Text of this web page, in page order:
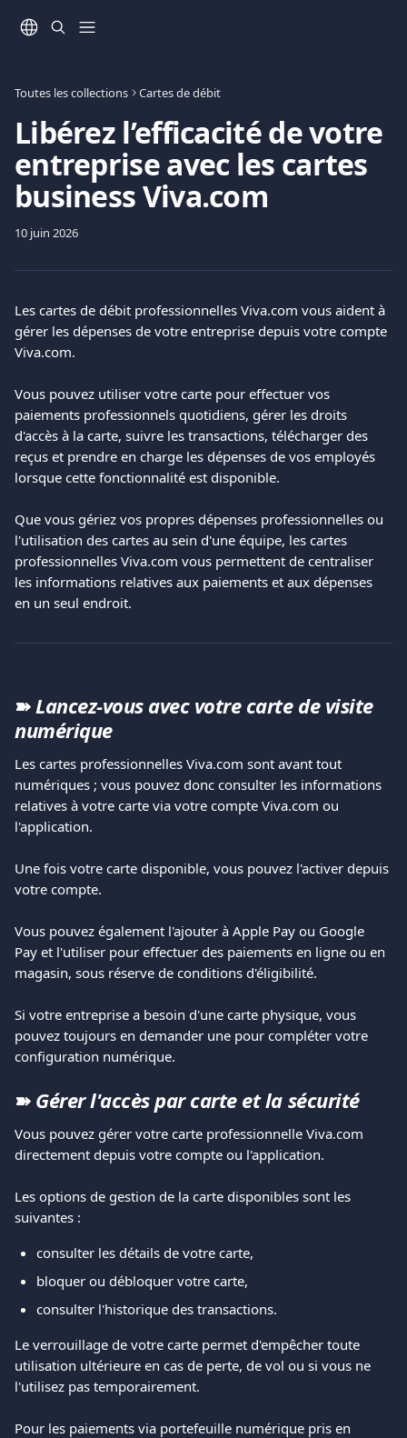
Toutes les collections Cartes de débit
Libérez l’efficacité de votre
entreprise avec les cartes
business Viva.com
10 juin 2026
Les cartes de débit professionnelles Viva.com vous aident à
gérer les dépenses de votre entreprise depuis votre compte
Viva.com.
Vous pouvez utiliser votre carte pour effectuer vos
paiements professionnels quotidiens, gérer les droits
d'accès à la carte, suivre les transactions, télécharger des
reçus et prendre en charge les dépenses de vos employés
lorsque cette fonctionnalité est disponible.
Que vous gériez vos propres dépenses professionnelles ou
l'utilisation des cartes au sein d'une équipe, les cartes
professionnelles Viva.com vous permettent de centraliser
les informations relatives aux paiements et aux dépenses
en un seul endroit.
➽ Lancez-vous avec votre carte de visite
numérique
Les cartes professionnelles Viva.com sont avant tout
numériques ; vous pouvez donc consulter les informations
relatives à votre carte via votre compte Viva.com ou
l'application.
Une fois votre carte disponible, vous pouvez l'activer depuis
votre compte.
Vous pouvez également l'ajouter à Apple Pay ou Google
Pay et l'utiliser pour effectuer des paiements en ligne ou en
magasin, sous réserve de conditions d'éligibilité.
Si votre entreprise a besoin d'une carte physique, vous
pouvez toujours en demander une pour compléter votre
configuration numérique.
➽ Gérer l'accès par carte et la sécurité
Vous pouvez gérer votre carte professionnelle Viva.com
directement depuis votre compte ou l'application.
Les options de gestion de la carte disponibles sont les
suivantes :
consulter les détails de votre carte,
bloquer ou débloquer votre carte,
consulter l'historique des transactions.
Le verrouillage de votre carte permet d'empêcher toute
utilisation ultérieure en cas de perte, de vol ou si vous ne
l'utilisez pas temporairement.
Pour les paiements via portefeuille numérique pris en